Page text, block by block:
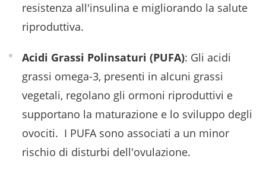
resistenza all'insulina e migliorando la salute
riproduttiva. ​
Acidi Grassi Polinsaturi (PUFA): Gli acidi
grassi omega-3, presenti in alcuni grassi
vegetali, regolano gli ormoni riproduttivi e
supportano la maturazione e lo sviluppo degli
ovociti. ​ I PUFA sono associati a un minor
rischio di disturbi dell'ovulazione. ​